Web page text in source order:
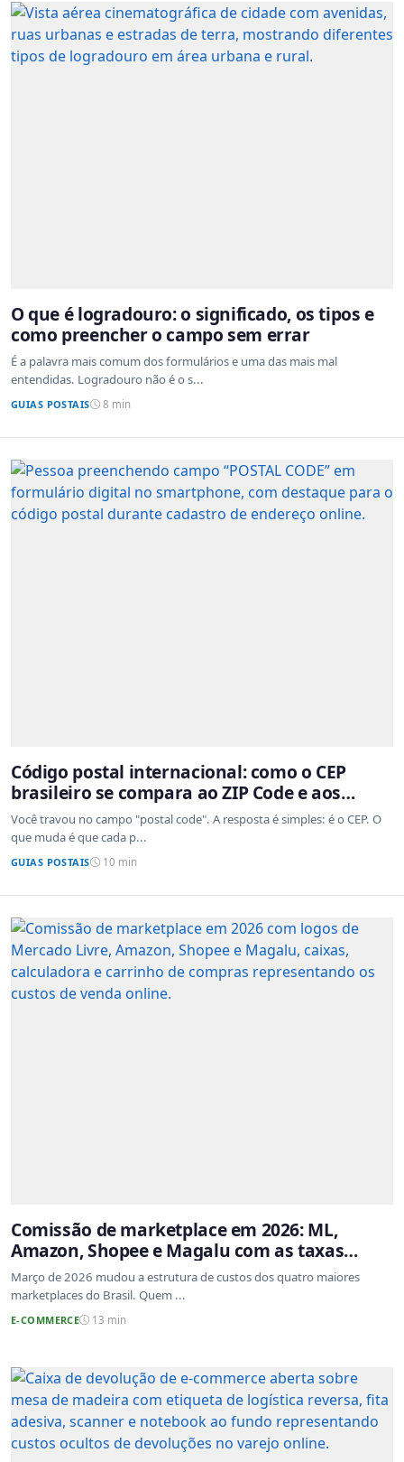
O que é logradouro: o significado, os tipos e
como preencher o campo sem errar
É a palavra mais comum dos formulários e uma das mais mal
entendidas. Logradouro não é o s...
GUIAS POSTAIS 8 min
Código postal internacional: como o CEP
brasileiro se compara ao ZIP Code e aos
sistemas de outros países
Você travou no campo "postal code". A resposta é simples: é o CEP. O
que muda é que cada p...
GUIAS POSTAIS 10 min
Comissão de marketplace em 2026: ML,
Amazon, Shopee e Magalu com as taxas
atualizadas
Março de 2026 mudou a estrutura de custos dos quatro maiores
marketplaces do Brasil. Quem ...
E-COMMERCE 13 min